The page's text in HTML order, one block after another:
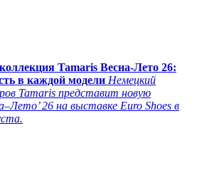
Tamaris Весна-Лето 26:
в каждой модели Немецкий
Tamaris представит новую
26 на выставке Euro Shoes в